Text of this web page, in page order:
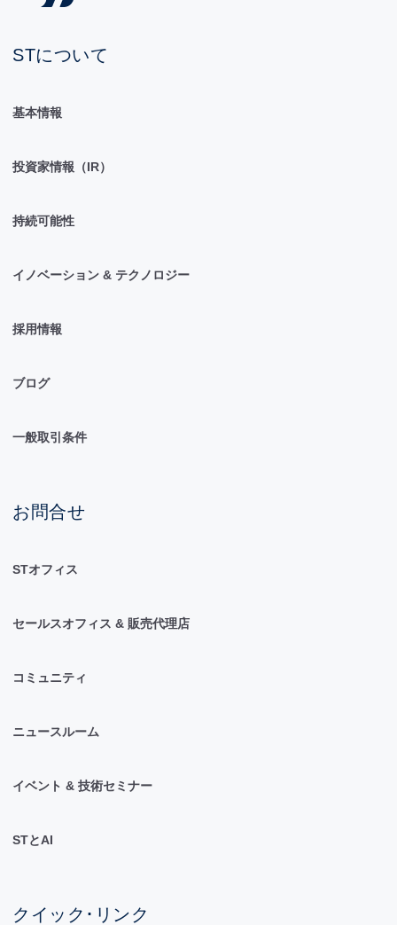
STについて
基本情報
投資家情報（IR）
持続可能性
イノベーション & テクノロジー
採用情報
ブログ
一般取引条件
お問合せ
STオフィス
セールスオフィス & 販売代理店
コミュニティ
ニュースルーム
イベント & 技術セミナー
STとAI
クイック･リンク